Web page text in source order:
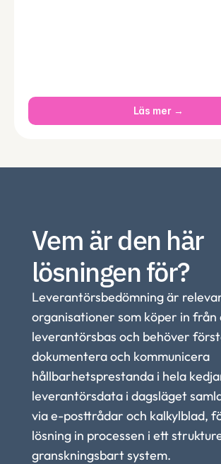
Läs mer →
Vem är den här
lösningen för?
Leverantörsbedömning är
organisationer som köper in från
leverantörsbas och behöver
dokumentera och kommunicera
hållbarhetsprestanda i hela
leverantörsdata i dagsläget
via e-posttrådar och kalkylblad,
lösning in processen i ett
granskningsbart system.